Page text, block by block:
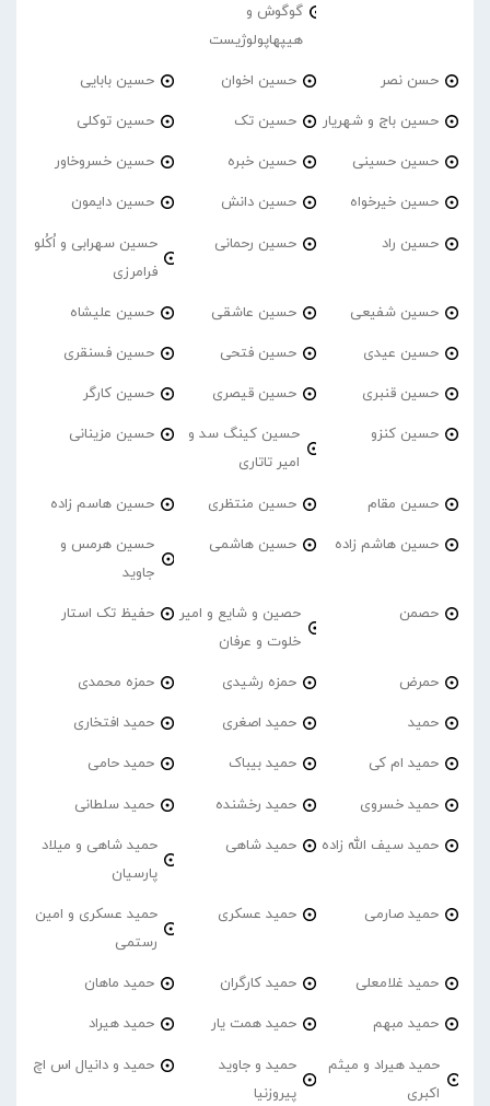
گوگوش و
هیپهاپولوژیست
حسن نصر حسین اخوان حسین بابایی
حسین باج و شهریار حسین تک حسین توکلی
حسین حسینی حسین خبره حسین خسروخاور
حسین خیرخواه حسین دانش حسین دایمون
حسین راد حسین رحمانی
حسین سهرابی و اُکُلو
فرامرزی
حسین شفیعی حسین عاشقی حسین علیشاه
حسین عیدی حسین فتحی حسین فسنقری
حسین قنبری حسین قیصری حسین کارگر
حسین کنزو
حسین کینگ سد و
امیر تاتاری
حسین مزینانی
حسین مقام حسین منتظری حسین هاسم زاده
حسین هاشم زاده حسین هاشمی
حسین هرمس و
جاوید
حصمن
حصین و شایع و امیر
خلوت و عرفان
حفیظ تک استار
حمرض حمزه رشیدی حمزه محمدی
حمید حمید اصغری حمید افتخاری
حمید ام کی حمید بیباک حمید حامی
حمید خسروی حمید رخشنده حمید سلطانی
حمید سیف الله زاده حمید شاهی
حمید شاهی و میلاد
پارسیان
حمید صارمی حمید عسکری
حمید عسکری و امین
رستمی
حمید غلامعلی حمید کارگران حمید ماهان
حمید مبهم حمید همت یار حمید هیراد
حمید هیراد و میثم
اکبری
حمید و جاوید
پیروزنیا
حمید و دانیال اس اچ